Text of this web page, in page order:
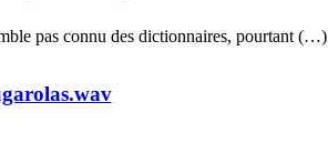
pas connu des dictionnaires, pourtant (…)